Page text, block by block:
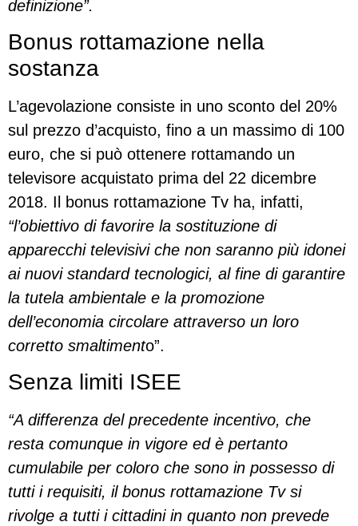
definizione”.
Bonus rottamazione nella
sostanza
L’agevolazione consiste in uno sconto del 20%
sul prezzo d’acquisto, fino a un massimo di 100
euro, che si può ottenere rottamando un
televisore acquistato prima del 22 dicembre
2018. Il bonus rottamazione Tv ha, infatti,
“l’obiettivo di favorire la sostituzione di
apparecchi televisivi che non saranno più idonei
ai nuovi standard tecnologici, al fine di garantire
la tutela ambientale e la promozione
dell’economia circolare attraverso un loro
corretto smaltimento”.
Senza limiti ISEE
“A differenza del precedente incentivo, che
resta comunque in vigore ed è pertanto
cumulabile per coloro che sono in possesso di
tutti i requisiti, il bonus rottamazione Tv si
rivolge a tutti i cittadini in quanto non prevede